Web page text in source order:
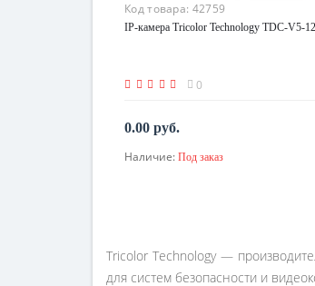
Код товара: 42759
IP-камера Tricolor Technology TDC-V5-12
0
0.00 руб.
По запросу
Наличие: Под заказ
Tricolor Technology —
для систем безопасности и